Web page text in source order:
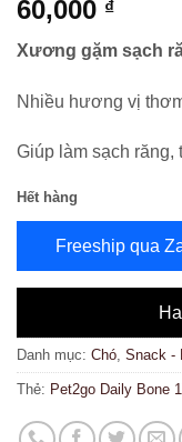
60,000 ₫
Xương gặm sạch
Nhiều hương vị
Giúp làm sạch răng,
Hết hàng
Freeship qua
Danh mục: Chó Snack -
Thẻ: Pet2go Daily Bone